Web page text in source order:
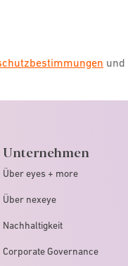
und
Unternehmen
Über eyes + more
Über nexeye
Nachhaltigkeit
Corporate Governance